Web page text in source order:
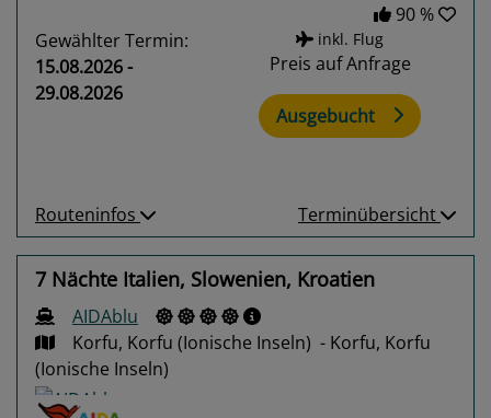
90 %
Gewählter Termin:
15.08.2026 -
29.08.2026
inkl. Flug
Preis auf Anfrage
Ausgebucht
Routeninfos Terminübersicht
7 Nächte Italien, Slowenien, Kroatien
AIDAblu
Korfu, Korfu (Ionische Inseln) - Korfu, Korfu
(Ionische Inseln)